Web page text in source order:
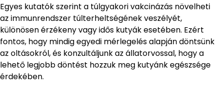
Egyes kutatók szerint a túlgyakori vakcinázás növelheti
az immunrendszer túlterheltségének veszélyét,
különösen érzékeny vagy idős kutyák esetében. Ezért
fontos, hogy mindig egyedi mérlegelés alapján döntsünk
az oltásokról, és konzultáljunk az állatorvossal, hogy a
lehető legjobb döntést hozzuk meg kutyánk egészsége
érdekében.